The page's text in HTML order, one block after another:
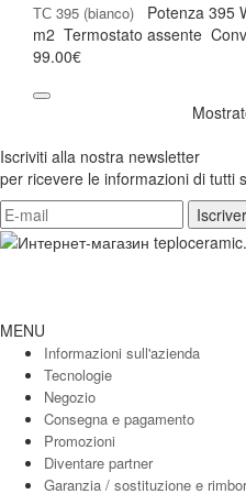
ТС 395 (bianco) Potenza 395
m2 Termostato assente
99.00€
Iscriviti alla nostra newsletter
per ricevere le informazioni di tutti
MENU
Informazioni sull'azienda
Tecnologie
Negozio
Consegna e pagamento
Promozioni
Diventare partner
Garanzia / sostituzione e